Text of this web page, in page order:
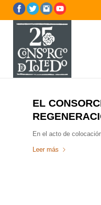
EL
En el acto de
Leer más